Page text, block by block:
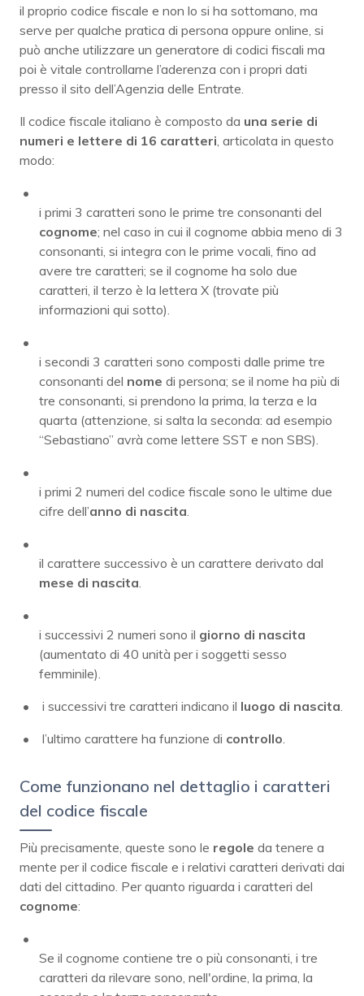
il proprio codice fiscale e non lo si ha sottomano, ma
serve per qualche pratica di persona oppure online, si
può anche utilizzare un generatore di codici fiscali ma
poi è vitale controllarne l’aderenza con i propri dati
presso il sito dell’Agenzia delle Entrate.
Il codice fiscale italiano è composto da una serie di
numeri e lettere di 16 caratteri , articolata in questo
modo:
i primi 3 caratteri sono le prime tre consonanti del
cognome; nel caso in cui il cognome abbia meno di 3
consonanti, si integra con le prime vocali, fino ad
avere tre caratteri; se il cognome ha solo due
caratteri, il terzo è la lettera X (trovate più
informazioni qui sotto).
i secondi 3 caratteri sono composti dalle prime tre
consonanti del nome di persona; se il nome ha più di
tre consonanti, si prendono la prima, la terza e la
quarta (attenzione, si salta la seconda: ad esempio
“Sebastiano” avrà come lettere SST e non SBS).
i primi 2 numeri del codice fiscale sono le ultime due
cifre dell’anno di nascita
il carattere successivo è un carattere derivato dal
mese di nascita
i successivi 2 numeri sono il giorno di nascita
(aumentato di 40 unità per i soggetti sesso
femminile).
i successivi tre caratteri indicano il luogo di nascita
l’ultimo carattere ha funzione di controllo
Come funzionano nel dettaglio i caratteri
del codice fiscale
Più precisamente, queste sono le regole da tenere a
mente per il codice fiscale e i relativi caratteri derivati dai
dati del cittadino. Per quanto riguarda i caratteri del
cognome:
Se il cognome contiene tre o più consonanti, i tre
caratteri da rilevare sono, nell'ordine, la prima, la